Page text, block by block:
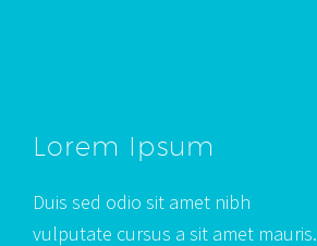
Lorem Ipsum
Duis sed odio sit amet nibh
vulputate cursus a sit amet mauris.